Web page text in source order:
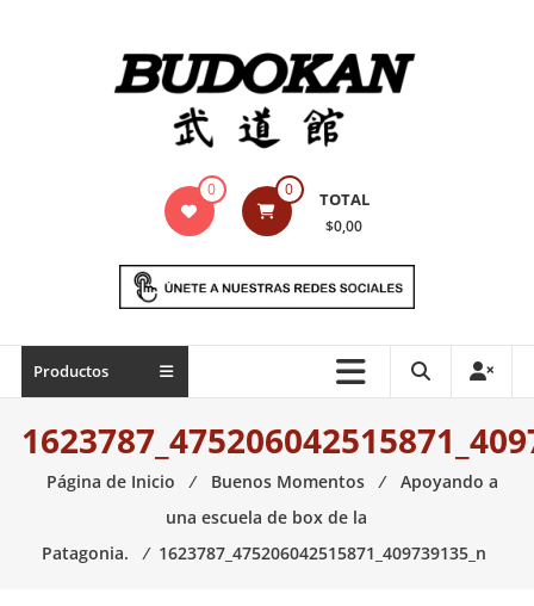
Indumentaria
marciales
Todo
necesario
para
artes
0 0 TOTAL
$0,00
Productos
Página de Inicio ⁄ Buenos Momentos ⁄
Apoyando a
una escuela de box de la
Patagonia.
⁄ 1623787_475206042515871_409739135_n